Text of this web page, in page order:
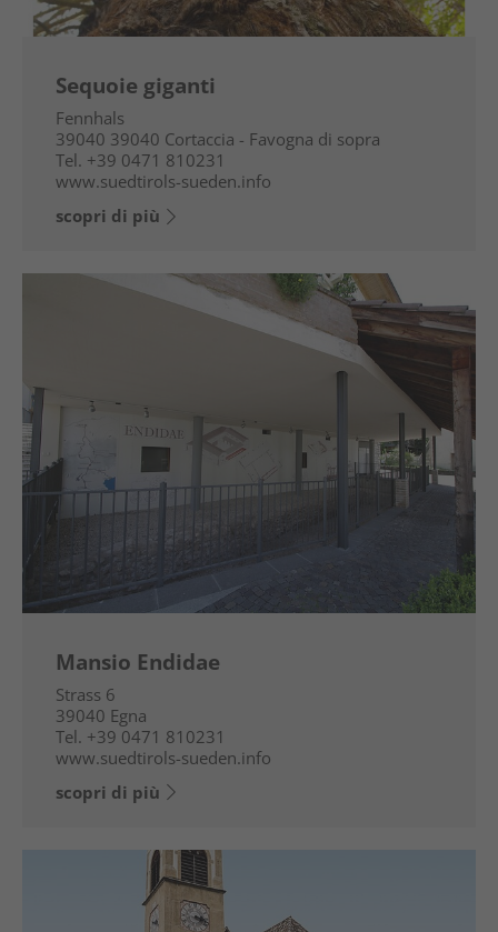
Sequoie giganti
Fennhals
39040 39040 Cortaccia - Favogna di sopra
Tel. +39 0471 810231
www.suedtirols-sueden.info
scopri di più
Mansio Endidae
Strass 6
39040 Egna
Tel. +39 0471 810231
www.suedtirols-sueden.info
scopri di più